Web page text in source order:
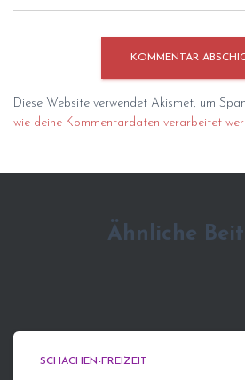
Diese Website verwendet Akismet, um
wie deine Kommentardaten verarbeitet
Ähnliche
SCHACHEN-FREIZEIT